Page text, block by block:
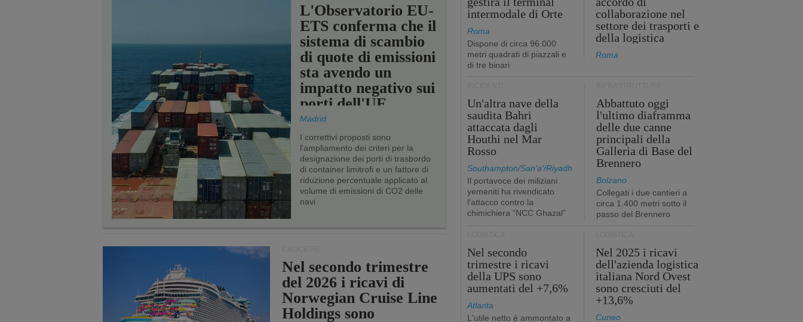
L'Observatorio EU-
ETS conferma che il
sistema di scambio
di quote di emissioni
sta avendo un
impatto negativo sui
porti dell'UE
Madrid
I correttivi proposti sono
l'ampliamento dei criteri per la
designazione dei porti di trasbordo
di container limitrofi e un fattore di
riduzione percentuale applicato al
volume di emissioni di CO2 delle
navi
Nel secondo trimestre
del 2026 i ricavi di
Norwegian Cruise Line
Holdings sono
intermodale di Orte
Roma
Dispone di circa 96.000
metri quadrati di piazzali e
di tre binari
collaborazione nel
settore dei trasporti e
della logistica
Roma
Un'altra nave della
saudita Bahri
attaccata dagli
Houthi nel Mar
Rosso
Southampton/San'a'/Riyadh
Il portavoce dei miliziani
yemeniti ha rivendicato
l'attacco contro la
chimichiera “NCC Ghazal”
Abbattuto oggi
l'ultimo diaframma
delle due canne
principali della
Galleria di Base del
Brennero
Bolzano
Collegati i due cantieri a
circa 1.400 metri sotto il
passo del Brennero
Nel secondo
trimestre i ricavi
della UPS sono
aumentati del +7,6%
Atlanta
L'utile netto è ammontato a
Nel 2025 i ricavi
dell'azienda logistica
italiana Nord Ovest
sono cresciuti del
+13,6%
Cuneo